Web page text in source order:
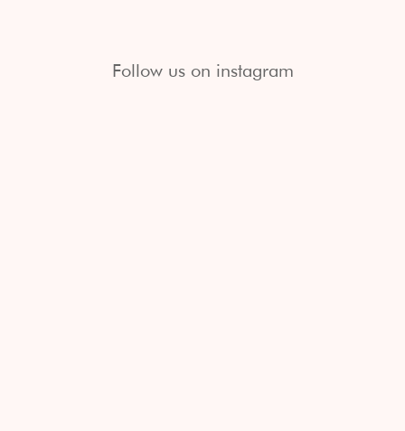
Follow us on instagram